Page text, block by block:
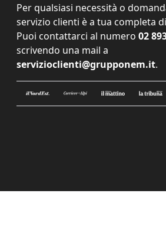
Per qualsiasi necessità o
servizio clienti è a tua completa
Puoi contattarci al numero 02
scrivendo una mail a
servizioclienti@grupponem.it.